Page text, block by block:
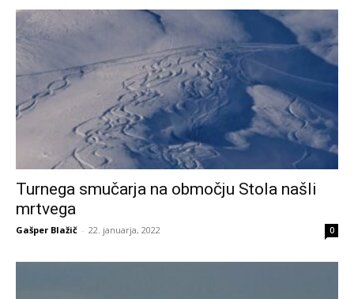
Turnega smučarja na območju Stola našli
mrtvega
Gašper Blažič - 22. januarja, 2022 0